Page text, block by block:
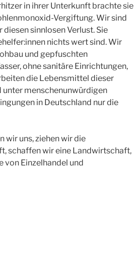
in ihrer Unterkunft brachte sie
Vergiftung. Wir sind
sinnlosen Verlust. Sie
nichts wert sind. Wir
und gepfuschten
ohne sanitäre Einrichtungen,
die Lebensmittel dieser
unter menschenunwürdigen
in Deutschland nur die
wir uns, ziehen wir die
schaffen wir eine Landwirtschaft,
von Einzelhandel und